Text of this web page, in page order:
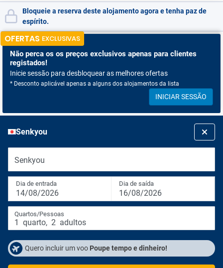
Bloqueie a reserva deste alojamento agora e tenha paz de
espírito.
OFERTAS EXCLUSIVAS
Não perca os os preços exclusivos apenas para clientes
registados!
Inicie sessão para desbloquear as melhores ofertas
* Desconto aplicável apenas a alguns dos alojamentos da lista
INICIAR SESSÃO
Senkyou
Senkyou
Dia de entrada
14/08/2026
Dia de saída
16/08/2026
Quartos/Pessoas
1 quarto, 2 adultos
Quero incluir um voo Poupe tempo e dinheiro!